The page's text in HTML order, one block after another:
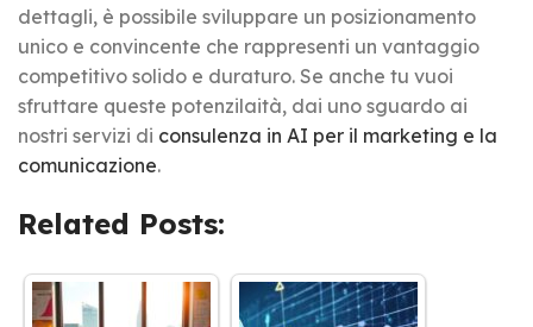
dettagli, è possibile sviluppare un posizionamento
unico e convincente che rappresenti un vantaggio
competitivo solido e duraturo. Se anche tu vuoi
sfruttare queste potenzilaità, dai uno sguardo ai
nostri servizi di consulenza in AI per il marketing e la
comunicazione.
Related Posts: